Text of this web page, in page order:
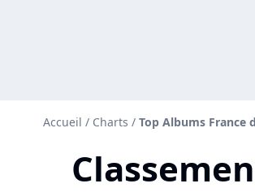
Accueil / Charts / Top Albums France